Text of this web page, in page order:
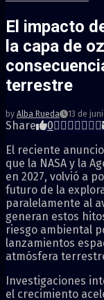
El impacto
la capa de
terrestre
by Alba Rueda 13 de
Share
0
El reciente
que la NASA y la
en 2027, volvió a
futuro de la
paralelamente al
generan estos
riesgo ambiental
lanzamientos
atmósfera
Investigaciones
el crecimiento